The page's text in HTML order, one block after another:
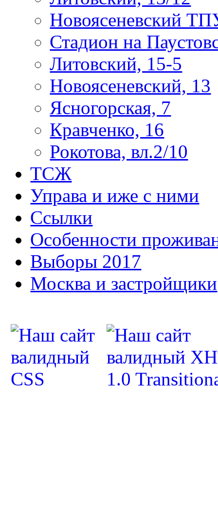
Новоясеневский
Стадион на
Литовский, 15-5
Новоясеневский, 13
Ясногорская, 7
Кравченко, 16
Рокотова, вл.2/10
ТСЖ
Управа и иже с ними
Ссылки
Особенности
Выборы 2017
Москва и застройщики